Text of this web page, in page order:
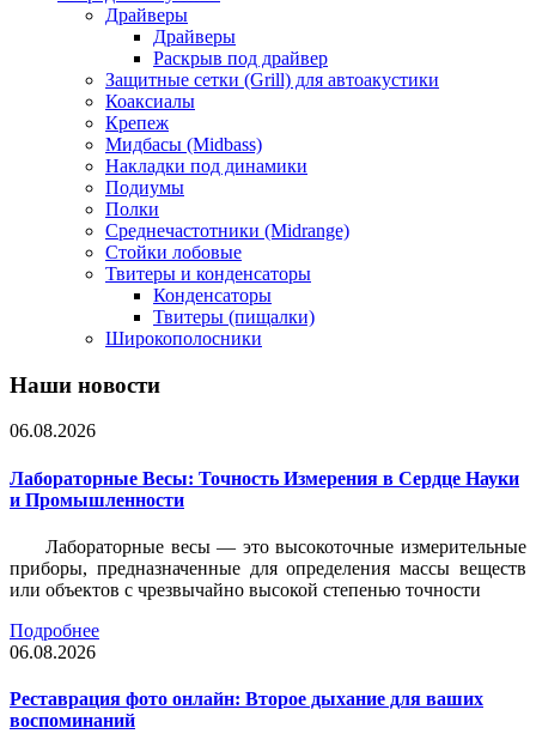
Драйверы
Драйверы
Раскрыв под драйвер
Защитные сетки (Grill) для автоакустики
Коаксиалы
Крепеж
Мидбасы (Midbass)
Накладки под динамики
Подиумы
Полки
Среднечастотники (Midrange)
Стойки лобовые
Твитеры и конденсаторы
Конденсаторы
Твитеры (пищалки)
Широкополосники
Наши новости
06.08.2026
Лабораторные Весы: Точность Измерения в Сердце Науки
и Промышленности
Лабораторные весы — это высокоточные измерительные
приборы, предназначенные для определения массы веществ
или объектов с чрезвычайно высокой степенью точности
Подробнее
06.08.2026
Реставрация фото онлайн: Второе дыхание для ваших
воспоминаний